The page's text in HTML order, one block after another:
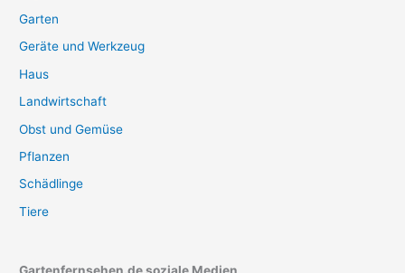
Garten
Geräte und Werkzeug
Haus
Landwirtschaft
Obst und Gemüse
Pflanzen
Schädlinge
Tiere